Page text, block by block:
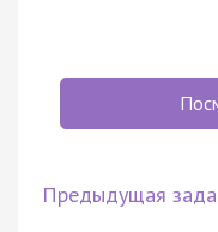
Предыдущая